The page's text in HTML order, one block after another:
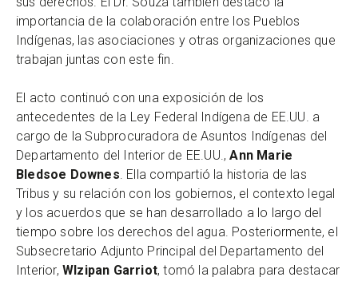
importancia de la colaboración entre los Pueblos
Indígenas, las asociaciones y otras organizaciones que
trabajan juntas con este fin.
El acto continuó con una exposición de los
antecedentes de la Ley Federal Indígena de EE.UU. a
cargo de la Subprocuradora de Asuntos Indígenas del
Departamento del Interior de EE.UU.,Ann Marie
Bledsoe Downes. Ella compartió la historia de las
Tribus y su relación con los gobiernos, el contexto legal
y los acuerdos que se han desarrollado a lo largo del
tiempo sobre los derechos del agua. Posteriormente, el
Subsecretario Adjunto Principal del Departamento del
Interior,Wlzipan Garriot, tomó la palabra para destacar